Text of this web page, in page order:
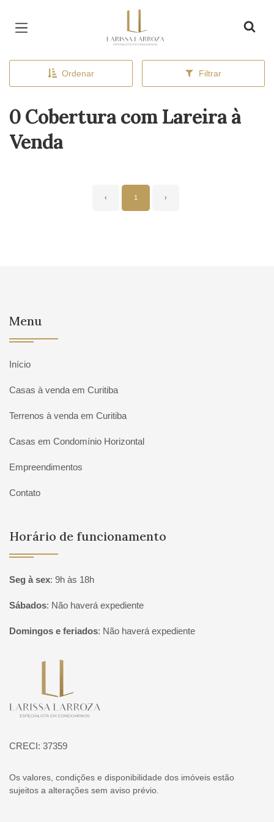
Ordenar Filtrar
0 Cobertura com Lareira à
Venda
‹ 1 ›
Menu
Início
Casas à venda em Curitiba
Terrenos à venda em Curitiba
Casas em Condomínio Horizontal
Empreendimentos
Contato
Horário de funcionamento
Seg à sex: 9h às 18h
Sábados: Não haverá expediente
Domingos e feriados: Não haverá expediente
CRECI: 37359
Os valores, condições e disponibilidade dos imóveis estão
sujeitos a alterações sem aviso prévio.